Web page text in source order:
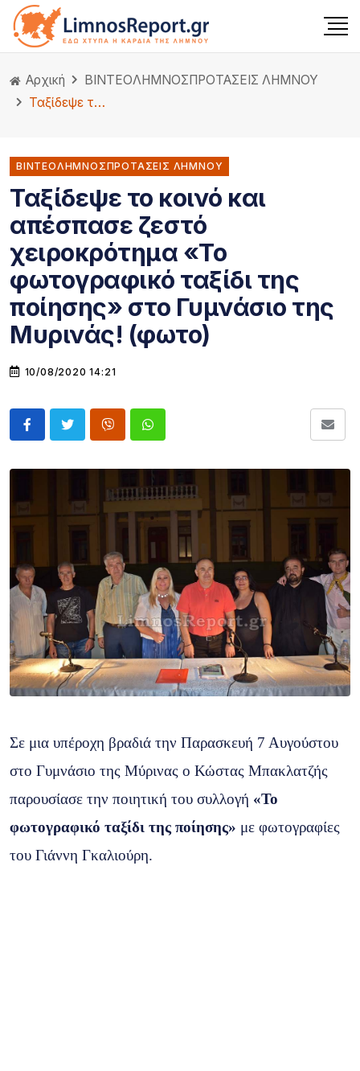
Αρχική ΒΙΝΤΕΟΛΗΜΝΟΣΠΡΟΤΑΣΕΙΣ ΛΗΜΝΟΥ
Ταξίδεψε το κοινό και απέσπασε ζεστό χειροκρότημα «Το φωτογραφικό ταξίδι της ποίησης» στο Γυμνάσιο της Μυρινάς! (φωτο)
ΒΙΝΤΕΟΛΗΜΝΟΣΠΡΟΤΑΣΕΙΣ ΛΗΜΝΟΥ
Ταξίδεψε το κοινό και
απέσπασε ζεστό
χειροκρότημα «Το
φωτογραφικό ταξίδι της
ποίησης» στο Γυμνάσιο της
Μυρινάς! (φωτο)
10/08/2020 14:21
Σε μια υπέροχη βραδιά την Παρασκευή 7 Αυγούστου
στο Γυμνάσιο της Μύρινας ο Κώστας Μπακλατζής
παρουσίασε την ποιητική του συλλογή «Το
φωτογραφικό ταξίδι της ποίησης» με φωτογραφίες
του Γιάννη Γκαλιούρη.